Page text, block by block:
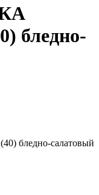
бледно-
бледно-салатовый